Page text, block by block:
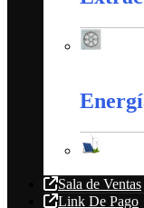
Sala de Ventas
Link De Pago